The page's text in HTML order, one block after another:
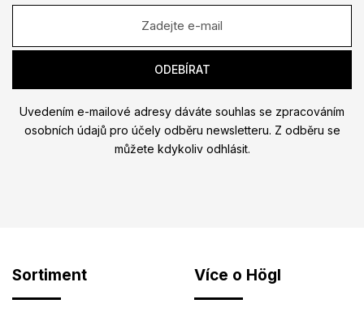
Uvedením e-mailové adresy dáváte souhlas se zpracováním
osobních údajů pro účely odběru newsletteru. Z odběru se
můžete kdykoliv odhlásit.
Sortiment Více o Högl